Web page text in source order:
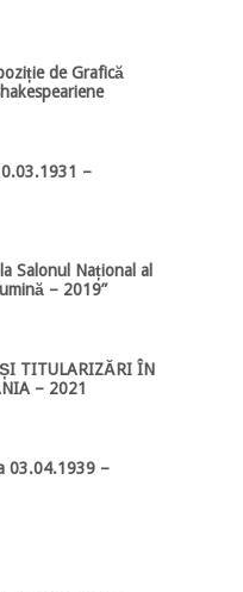
de Grafică
–
Salonul Național al
– 2019”
TITULARIZĂRI ÎN
– 2021
03.04.1939 –